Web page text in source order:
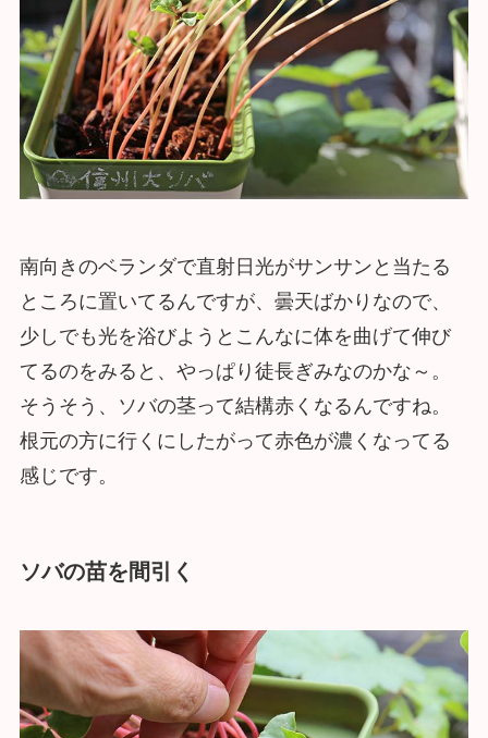
南向きのベランダで直射日光がサンサンと当たる
ところに置いてるんですが、曇天ばかりなので、
少しでも光を浴びようとこんなに体を曲げて伸び
てるのをみると、やっぱり徒長ぎみなのかな～。
そうそう、ソバの茎って結構赤くなるんですね。
根元の方に行くにしたがって赤色が濃くなってる
感じです。
ソバの苗を間引く